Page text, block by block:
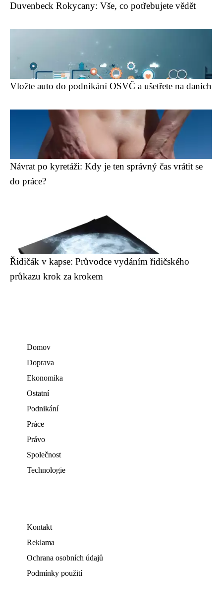
Duvenbeck Rokycany: Vše, co potřebujete vědět
Vložte auto do podnikání OSVČ a ušetřete na daních
Návrat po kyretáži: Kdy je ten správný čas vrátit se
do práce?
Řidičák v kapse: Průvodce vydáním řidičského
průkazu krok za krokem
Domov
Doprava
Ekonomika
Ostatní
Podnikání
Práce
Právo
Společnost
Technologie
Kontakt
Reklama
Ochrana osobních údajů
Podmínky použití